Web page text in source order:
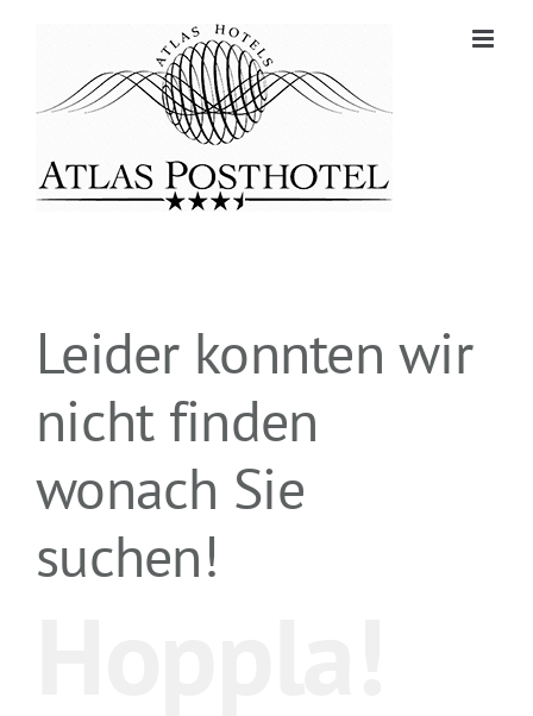
Leider konnten wir
nicht finden
wonach Sie
suchen!